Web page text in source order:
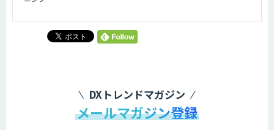
DXトレンドマガジン
メールマガジン登録